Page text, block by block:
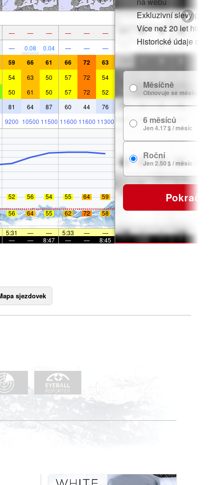
— — — — — —
— 0.08 0.04 — — —
59 66 61 66 72 63
54 63 50 57 72 54
50 61 50 57 72 52
81 64 87 60 44 76
9200 10500 11500 11600 11600 11300
52 56 54 55 64
59
56 64 55 62 72 58
5:31 — — 5:33 —
—
— — 8:47 — — 8:45
Exkluzivní slevy pro
Více než 20 let historie
Historické údaje o
Měsíčně
Obnovuje se měsíčně
6 měsíců
Jen 4.17 $ / měsíc
Roční
Jen 2.50 $ / měsíc
Pokračovat
sjezdovek